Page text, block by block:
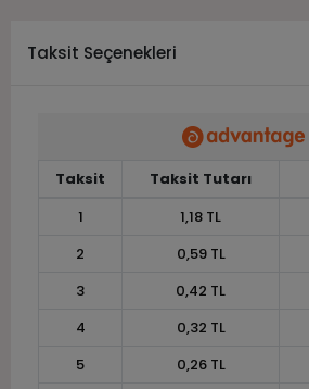
Taksit Seçenekleri
Taksit Taksit Tutarı
1
1,18 TL
2
0,59 TL
3
0,42 TL
4
0,32 TL
5
0,26 TL